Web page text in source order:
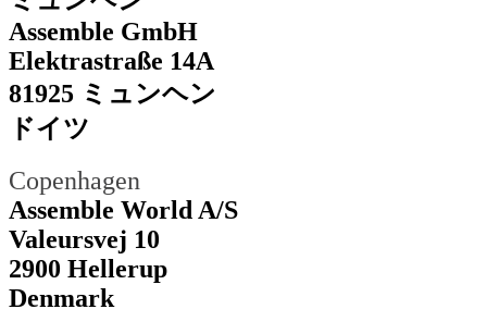
Assemble GmbH
Elektrastraße 14A
81925 ミュンヘン
ドイツ
Copenhagen
Assemble World A/S
Valeursvej 10
2900 Hellerup
Denmark